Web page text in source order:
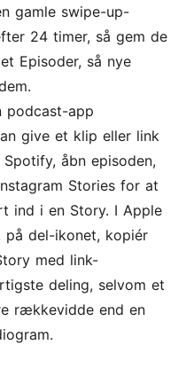
gamle swipe-up-
24 timer, så gem de
Episoder, så nye
podcast-app
give et klip eller link
åbn episoden,
Stories for at
ind i en Story. I Apple
på del-ikonet, kopiér
med link-
deling, selvom et
rækkevidde end en